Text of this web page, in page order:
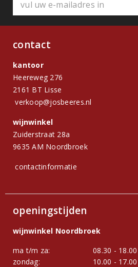
contact
kantoor
Heereweg 276
2161 BT Lisse
verkoop@josbeeres.nl
wijnwinkel
Zuiderstraat 28a
9635 AM Noordbroek
contactinformatie
openingstijden
wijnwinkel Noordbroek
ma t/m za:
08.30 -
zondag:
10.00 -